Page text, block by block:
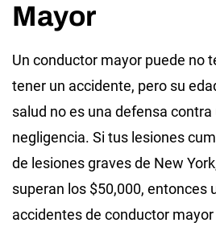
Mayor
Un conductor mayor puede no
tener un accidente, pero su
salud no es una defensa
negligencia. Si tus lesiones
de lesiones graves de New
superan los $50,000, entonces
accidentes de conductor